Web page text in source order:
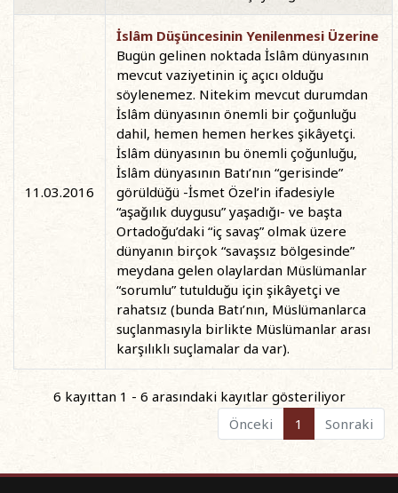
11.03.2016
İslâm Düşüncesinin Yenilenmesi Üzerine
Bugün gelinen noktada İslâm dünyasının
mevcut vaziyetinin iç açıcı olduğu
söylenemez. Nitekim mevcut durumdan
İslâm dünyasının önemli bir çoğunluğu
dahil, hemen hemen herkes şikâyetçi.
İslâm dünyasının bu önemli çoğunluğu,
İslâm dünyasının Batı’nın “gerisinde”
görüldüğü -İsmet Özel’in ifadesiyle
“aşağılık duygusu” yaşadığı- ve başta
Ortadoğu’daki “iç savaş” olmak üzere
dünyanın birçok “savaşsız bölgesinde”
meydana gelen olaylardan Müslümanlar
“sorumlu” tutulduğu için şikâyetçi ve
rahatsız (bunda Batı’nın, Müslümanlarca
suçlanmasıyla birlikte Müslümanlar arası
karşılıklı suçlamalar da var).
6 kayıttan 1 - 6 arasındaki kayıtlar gösteriliyor
Önceki
1 Sonraki